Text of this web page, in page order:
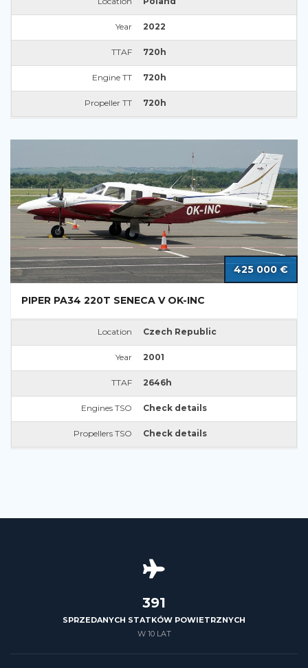
Year 2022
TTAF 720h
Engine TT 720h
Propeller TT 720h
425 000 €
PIPER PA34 220T SENECA V OK-INC
Location Czech Republic
Year 2001
TTAF 2646h
Engines TSO Check details
Propellers TSO Check details
426
SPRZEDANYCH STATKÓW POWIETRZNYCH
W 10 LAT